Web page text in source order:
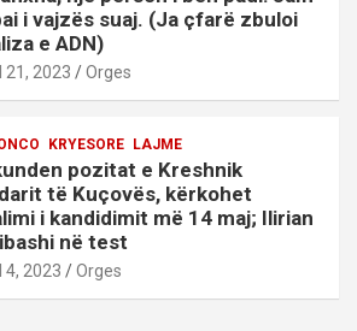
i vajzës suaj. (Ja çfarë zbuloi
e ADN)
21, 2023 Orges
KRYESORE LAJME
pozitat e Kreshnik
të Kuçovës, kërkohet
i kandidimit më 14 maj; Ilirian
në test
4, 2023 Orges